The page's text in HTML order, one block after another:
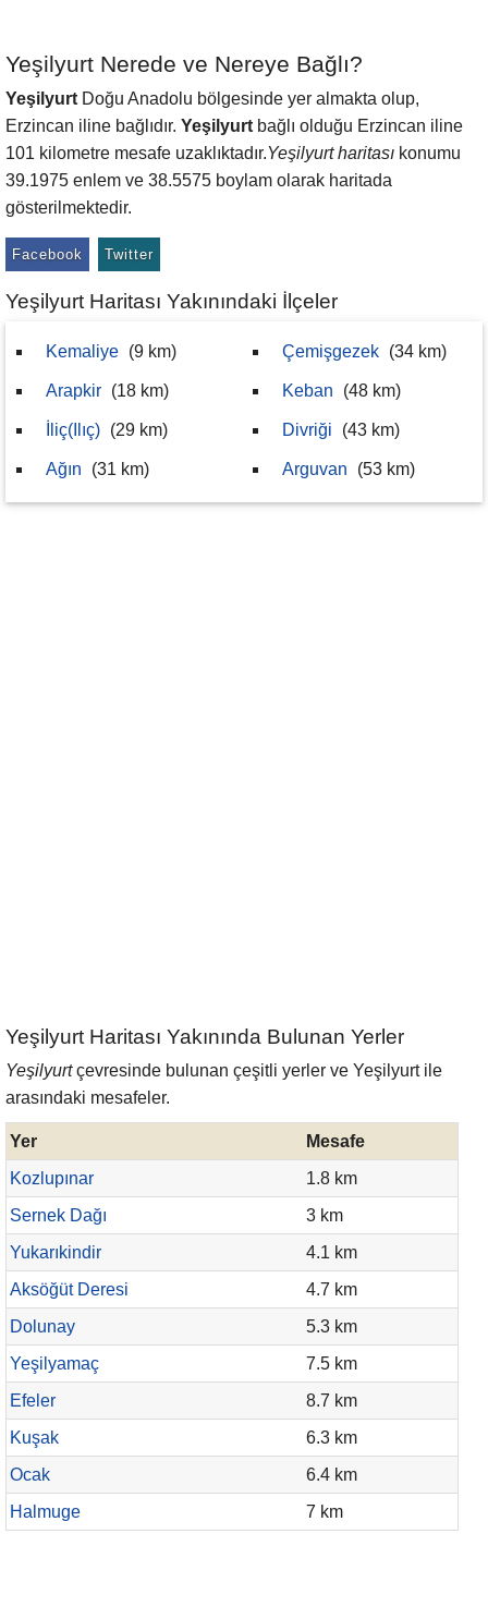
Yeşilyurt Nerede ve Nereye Bağlı?
Yeşilyurt Doğu Anadolu bölgesinde yer almakta olup,
Erzincan iline bağlıdır. Yeşilyurt bağlı olduğu Erzincan iline
101 kilometre mesafe uzaklıktadır.Yeşilyurt haritası konumu
39.1975 enlem ve 38.5575 boylam olarak haritada
gösterilmektedir.
Facebook Twitter
Yeşilyurt Haritası Yakınındaki İlçeler
Kemaliye (9 km)
Arapkir (18 km)
İliç(Ilıç) (29 km)
Ağın (31 km)
Çemişgezek (34 km)
Keban (48 km)
Divriği (43 km)
Arguvan (53 km)
Yeşilyurt Haritası Yakınında Bulunan Yerler
Yeşilyurtçevresinde bulunan çeşitli yerler ve Yeşilyurt ile
arasındaki mesafeler.
Yer
Mesafe
Kozlupınar
1.8 km
Sernek Dağı
3 km
Yukarıkindir
4.1 km
Aksöğüt Deresi
4.7 km
Dolunay
5.3 km
Yeşilyamaç
7.5 km
Efeler
8.7 km
Kuşak
6.3 km
Ocak
6.4 km
Halmuge
7 km